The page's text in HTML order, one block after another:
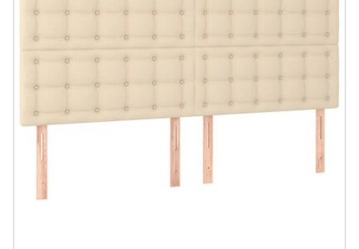
#sharemevidaxl